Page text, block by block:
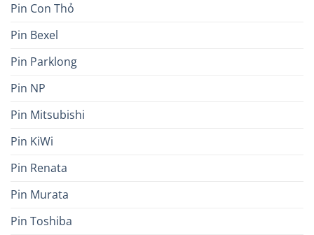
Pin Con Thỏ
Pin Bexel
Pin Parklong
Pin NP
Pin Mitsubishi
Pin KiWi
Pin Renata
Pin Murata
Pin Toshiba